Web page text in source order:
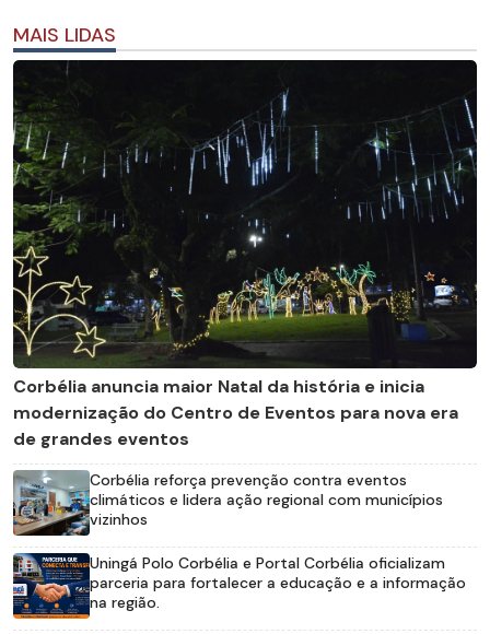
MAIS LIDAS
Corbélia anuncia maior Natal da história e inicia
modernização do Centro de Eventos para nova era
de grandes eventos
Corbélia reforça prevenção contra eventos
climáticos e lidera ação regional com municípios
vizinhos
Uningá Polo Corbélia e Portal Corbélia oficializam
parceria para fortalecer a educação e a informação
na região.